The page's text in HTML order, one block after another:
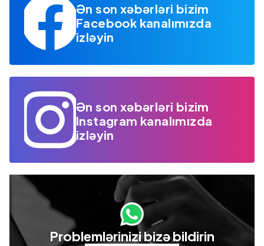
Ən son xəbərləri bizim
Facebook kanalımızda
izləyin
Ən son xəbərləri bizim
Instagram kanalımızda
izləyin
Problemlərinizi bizə bildirin